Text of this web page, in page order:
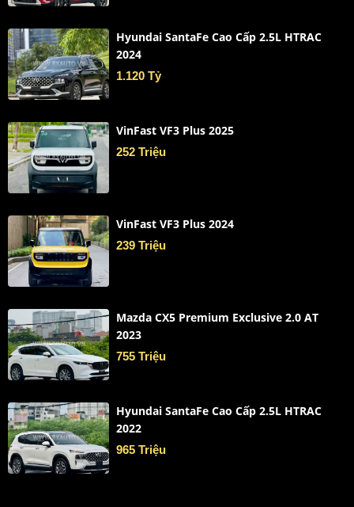
Hyundai SantaFe Cao Cấp 2.5L HTRAC
2024
1.120 Tỷ
VinFast VF3 Plus 2025
252 Triệu
VinFast VF3 Plus 2024
239 Triệu
Mazda CX5 Premium Exclusive 2.0 AT
2023
755 Triệu
Hyundai SantaFe Cao Cấp 2.5L HTRAC
2022
965 Triệu